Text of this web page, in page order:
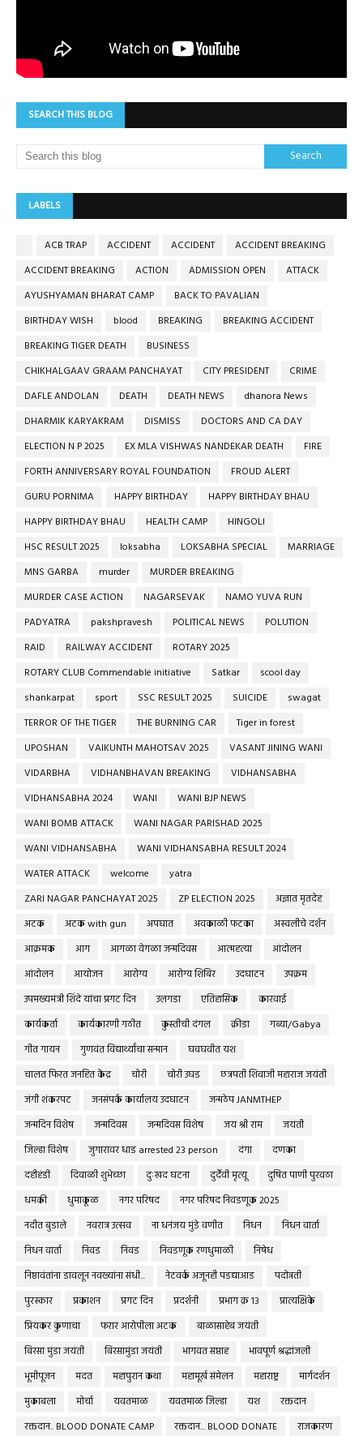
SEARCH THIS BLOG
LABELS
ACB TRAP ACCIDENT ACCIDENT
ACCIDENT BREAKING
ACCIDENT BREAKING
ACTION ADMISSION OPEN
ATTACK
AYUSHYAMAN BHARAT CAMP
BACK TO PAVALIAN
BIRTHDAY WISH
blood BREAKING
BREAKING ACCIDENT
BREAKING TIGER DEATH
BUSINESS
CHIKHALGAAV GRAAM PANCHAYAT
CITY PRESIDENT
CRIME
DAFLE ANDOLAN
DEATH DEATH NEWS
dhanora News
DHARMIK KARYAKRAM
DISMISS
DOCTORS AND CA DAY
ELECTION N P 2025
EX MLA VISHWAS NANDEKAR DEATH
FIRE
FORTH ANNIVERSARY ROYAL FOUNDATION
FROUD ALERT
GURU PORNIMA
HAPPY BIRTHDAY
HAPPY BIRTHDAY BHAU
HAPPY BIRTHDAY BHAU
HEALTH CAMP
HINGOLI
HSC RESULT 2025
loksabha LOKSABHA SPECIAL
MARRIAGE
MNS GARBA
murder
MURDER BREAKING
MURDER CASE ACTION
NAGARSEVAK
NAMO YUVA RUN
PADYATRA
pakshpravesh POLITICAL NEWS
POLUTION
RAID
RAILWAY ACCIDENT
ROTARY 2025
ROTARY CLUB Commendable initiative
Satkar
scool day
shankarpat
sport SSC RESULT 2025 SUICIDE
swagat
TERROR OF THE TIGER
THE BURNING CAR
Tiger in forest
UPOSHAN
VAIKUNTH MAHOTSAV 2025
VASANT JINING WANI
VIDARBHA
VIDHANBHAVAN BREAKING
VIDHANSABHA
VIDHANSABHA 2024
WANI
WANI BJP NEWS
WANI BOMB ATTACK
WANI NAGAR PARISHAD 2025
WANI VIDHANSABHA
WANI VIDHANSABHA RESULT 2024
WATER ATTACK
welcome
yatra
ZARI NAGAR PANCHAYAT 2025
ZP ELECTION 2025
अज्ञात मृतदेह
अटक
अटक with gun अपघात अवकाळी फटका
अस्वलीचे दर्शन
आक्रमक
आग आगळा वेगळा जन्मदिवस आत्महत्या
आंदोलन
आंदोलन
आयोजन आरोग्य आरोग्य शिबिर उदघाटन
उपक्रम
उपमख्यमंत्री शिंदे यांचा प्रगट दिन
उलगडा एतिहासिक
कारवाई
कार्यकर्ता
कार्यकारणी गठीत कुस्तीची दंगल क्रीडा
गब्या/Gabya
गीत गायन
गुणवंत विद्यार्थ्यांचा सन्मान
घवघवीत यश
चालत फिरत जनहित केंद्र
चोरी चोरी उघड
छत्रपती शिवाजी महाराज जयंती
जंगी शंकरपट
जनसंपर्क कार्यालय उदघाटन
जन्मठेप JANMTHEP
जन्मदिन विशेष
जन्मदिवस जन्मदिवस विशेष जय श्री राम
जयंती
जिल्हा विशेष
जुगारावर धाड arrested 23 person दंगा
दणका
दहीहंडी
दिवाळी शुभेच्छा दुःखद घटना दुर्दैवी मृत्यू
दुषित पाणी पुरवठा
धमकी
धुमाकूळ नगर परिषद
नगर परिषद निवडणूक 2025
नदीत बुडाले
नवरात्र उत्सव ना धनंजय मुंडे वणीत निधन
निधन वार्ता
निधन वार्ता
निवड निवड निवडणूक रणधुमाळी
निषेध
निष्ठावंतांना डावलून नवख्यांना संधी...
नेटवर्क अजूनही पडद्याआड
पदोन्नती
पुरस्कार
प्रकाशन प्रगट दिन प्रदर्शनी प्रभाग क्र १३
प्रात्यक्षिके
प्रियकर कुणाचा
फरार आरोपीला अटक
बाळासाहेब जयंती
बिरसा मुंडा जयंती
बिरसामुंडा जयंती भागवत सप्ताह
भावपूर्ण श्रद्धांजली
भूमीपूजन
मदत महापुरान कथा महामूर्ख संमेलन महाराष्ट्र
मार्गदर्शन
मुकाबला
मोर्चा यवतमाळ यवतमाळ जिल्हा यश
रक्तदान
रक्तदान.. BLOOD DONATE CAMP
रक्तदान... BLOOD DONATE
राजकारण